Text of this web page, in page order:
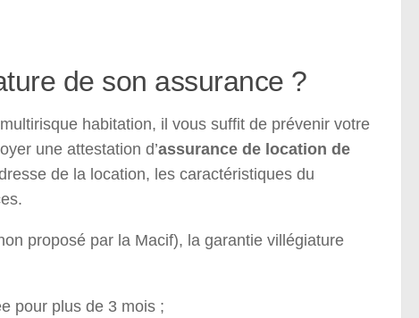
de son assurance ?
habitation, il vous suffit de prévenir votre
une attestation d’assurance de location de
de la location, les caractéristiques du
proposé par la Macif), la garantie villégiature
pour plus de 3 mois ;